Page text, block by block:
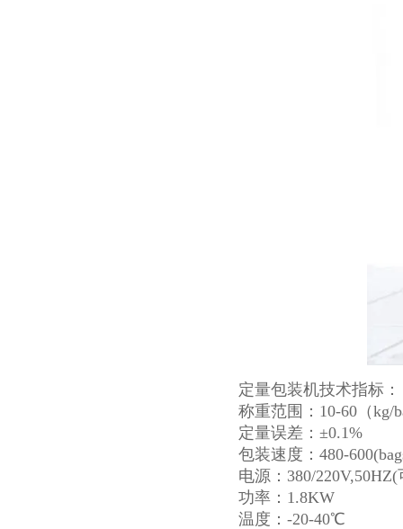
定量包装机技术指标：
称重范围：10-60（kg/
定量误差：±0.1%
包装速度：480-
电源：380/220V,50HZ(
功率：1.8KW
温度：-20-40℃